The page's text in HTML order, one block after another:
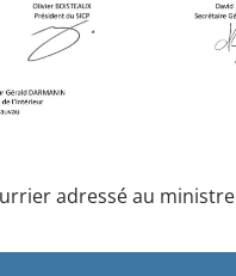
adressé au ministre